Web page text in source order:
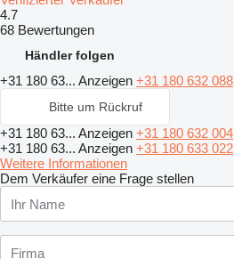
4.7
68 Bewertungen
Händler folgen
+31 180 63... Anzeigen +31 180 632 088
Bitte um Rückruf
+31 180 63... Anzeigen +31 180 632 004
+31 180 63... Anzeigen +31 180 633 022
Weitere Informationen
Dem Verkäufer eine Frage stellen